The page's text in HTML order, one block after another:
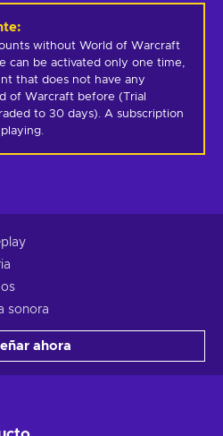
:
without World of Warcraft
can be activated only one time,
that does not have any
of Warcraft before (Trial
to 30 days). A subscription
sonora
ahora